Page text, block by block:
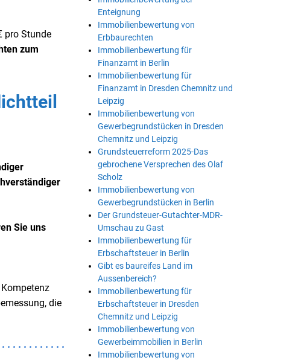
pro Stunde
zum
Sie uns
die
Enteignung
Immobilienbewertung von
Erbbaurechten
Immobilienbewertung für
Finanzamt in Berlin
Immobilienbewertung für
Finanzamt in Dresden Chemnitz und
Leipzig
Immobilienbewertung von
Gewerbegrundstücken in Dresden
Chemnitz und Leipzig
Grundsteuerreform 2025-Das
gebrochene Versprechen des Olaf
Scholz
Immobilienbewertung von
Gewerbegrundstücken in Berlin
Der Grundsteuer-Gutachter-MDR-
Umschau zu Gast
Immobilienbewertung für
Erbschaftsteuer in Berlin
Gibt es baureifes Land im
Aussenbereich?
Immobilienbewertung für
Erbschaftsteuer in Dresden
Chemnitz und Leipzig
Immobilienbewertung von
Gewerbeimmobilien in Berlin
Immobilienbewertung von